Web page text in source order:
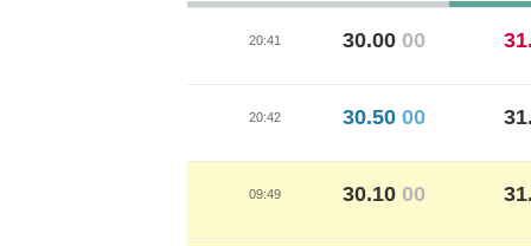
ПОЛЕЗНО ЗНАТЬ
ТЕСТЫ КУРС
20:41 30.00 00
20:42 30.50 00
09:49 30.10 00